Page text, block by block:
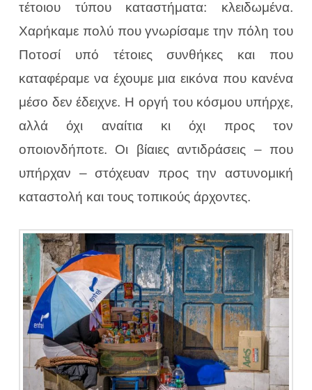
τέτοιου τύπου καταστήματα: κλειδωμένα.
Χαρήκαμε πολύ που γνωρίσαμε την πόλη του
Ποτοσί υπό τέτοιες συνθήκες και που
καταφέραμε να έχουμε μια εικόνα που κανένα
μέσο δεν έδειχνε. Η οργή του κόσμου υπήρχε,
αλλά όχι αναίτια κι όχι προς τον
οποιονδήποτε. Οι βίαιες αντιδράσεις – που
υπήρχαν – στόχευαν προς την αστυνομική
καταστολή και τους τοπικούς άρχοντες.